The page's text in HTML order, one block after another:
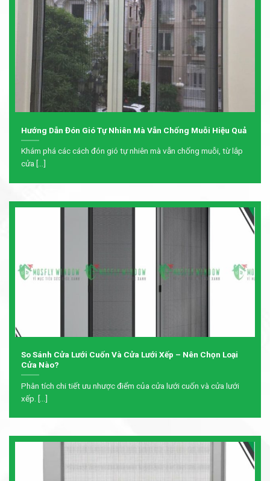
Hướng Dẫn Đón Gió Tự Nhiên Mà Vẫn Chống Muỗi Hiệu Quả
Khám phá các cách đón gió tự nhiên mà vẫn chống muỗi, từ lắp
cửa [...]
So Sánh Cửa Lưới Cuốn Và Cửa Lưới Xếp – Nên Chọn Loại
Cửa Nào?
Phân tích chi tiết ưu nhược điểm của cửa lưới cuốn và cửa lưới
xếp. [...]